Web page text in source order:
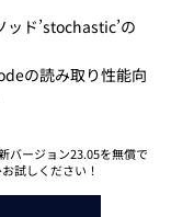
ッド’stochastic’の
の読み取り性能向
バージョン23.05を無償で
試しください！